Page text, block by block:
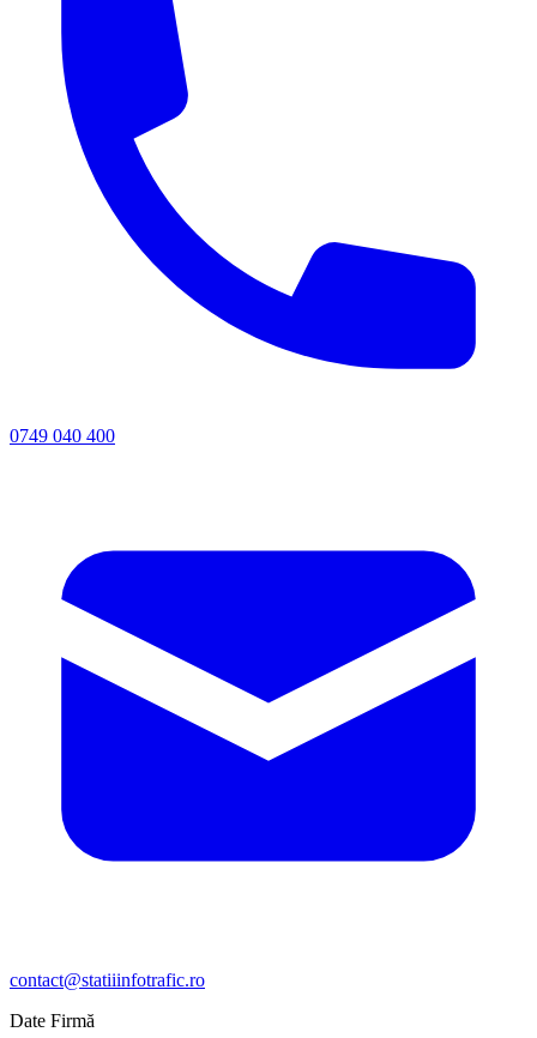
0749 040 400
contact@statiiinfotrafic.ro
Date Firmă